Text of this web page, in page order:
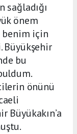
sağladığı
önem
benim için
Büyükşehir
bu
önünü
Büyükakın’a